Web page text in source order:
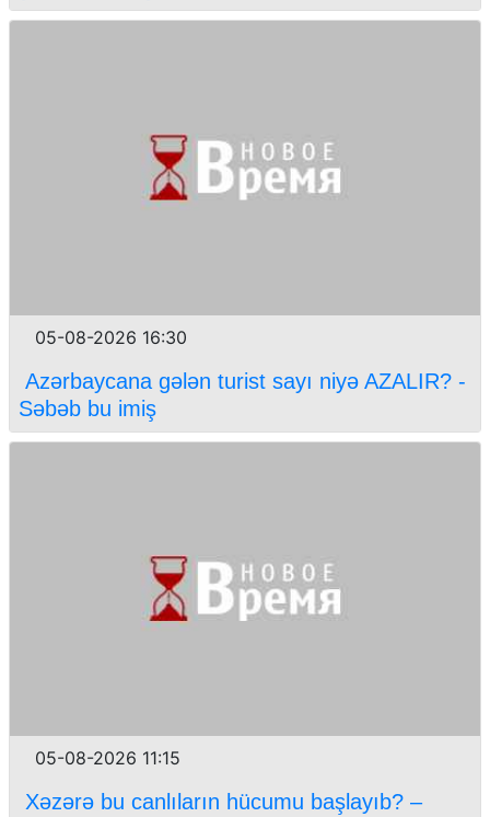
05-08-2026 16:30
Azərbaycana gələn turist sayı niyə AZALIR? -
Səbəb bu imiş
05-08-2026 11:15
Xəzərə bu canlıların hücumu başlayıb? –